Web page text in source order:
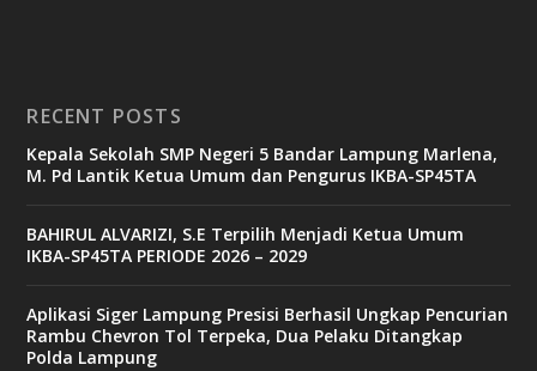
RECENT POSTS
Kepala Sekolah SMP Negeri 5 Bandar Lampung Marlena,
M. Pd Lantik Ketua Umum dan Pengurus IKBA-SP45TA
BAHIRUL ALVARIZI, S.E Terpilih Menjadi Ketua Umum
IKBA-SP45TA PERIODE 2026 – 2029
Aplikasi Siger Lampung Presisi Berhasil Ungkap Pencurian
Rambu Chevron Tol Terpeka, Dua Pelaku Ditangkap
Polda Lampung